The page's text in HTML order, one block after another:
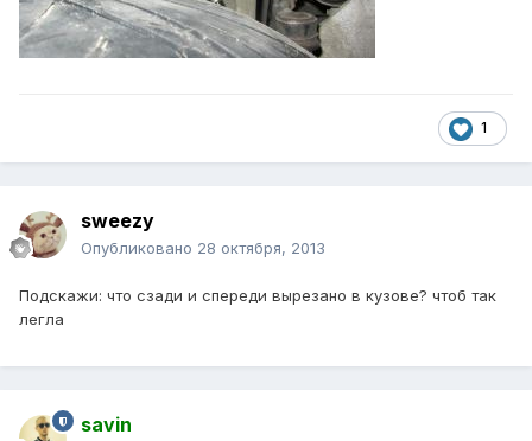
1
sweezy
Опубликовано 28 октября, 2013
Подскажи: что сзади и спереди вырезано в кузове? чтоб так
легла
savin